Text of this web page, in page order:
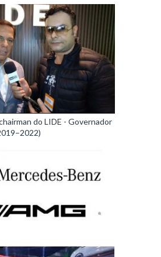
do LIDE - Governador